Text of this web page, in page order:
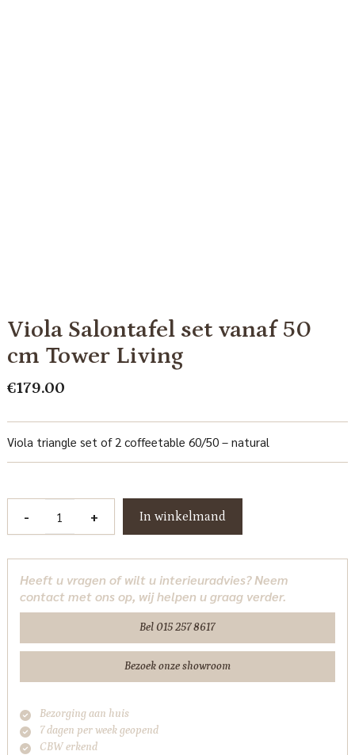
Viola Salontafel set vanaf 50
cm Tower Living
€179.00
Viola triangle set of 2 coffeetable 60/50 – natural
-
Salontafel
vanaf
cm
Living
+ In winkelmand
Heeft u vragen of wilt u interieuradvies? Neem
contact met ons op, wij helpen u graag verder.
Bel 015 257 8617
Bezoek onze showroom
Bezorging aan huis
7 dagen per week geopend
CBW erkend